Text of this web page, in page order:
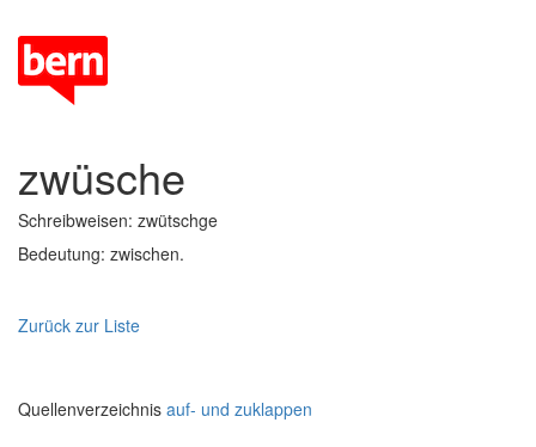
zwüsche
Schreibweisen: zwütschge
Bedeutung: zwischen.
Zurück zur Liste
Quellenverzeichnis auf- und zuklappen